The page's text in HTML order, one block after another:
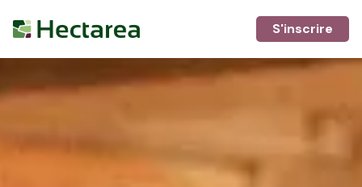
S'inscrire